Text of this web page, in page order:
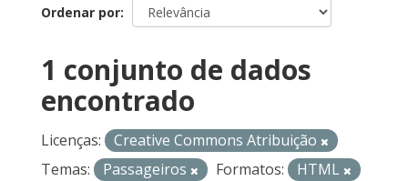
Ordenar por
1 conjunto de dados
encontrado
Licenças:
Creative Commons Atribuição
Temas:
Passageiros Formatos:
HTML